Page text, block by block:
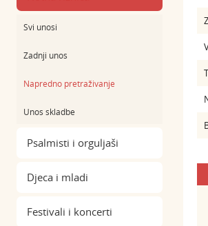
Svi unosi
Zadnji unos
Napredno pretraživanje
Unos skladbe
Psalmisti i orguljaši
Djeca i mladi
Festivali i koncerti